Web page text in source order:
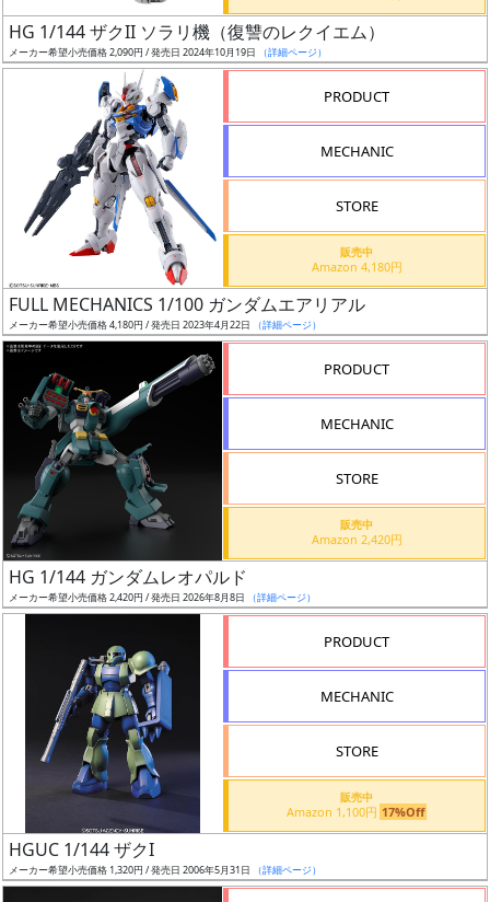
日
発
売
通知
対象
ギ
ャ
ラ
あ
価
格
改
定
予
HG 1/144 ザクII ソラリ機（復讐のレクイエム）
メーカー希望小売価格 2,090円 / 発売日 2024年10月19日 （詳細ページ）
PRODUCT
MECHANIC
STORE
販売中
Amazon 4,180円
FULL MECHANICS 1/100 ガンダムエアリアル
メーカー希望小売価格 4,180円 / 発売日 2023年4月22日 （詳細ページ）
PRODUCT
MECHANIC
STORE
販売中
Amazon 2,420円
HG 1/144 ガンダムレオパルド
メーカー希望小売価格 2,420円 / 発売日 2026年8月8日 （詳細ページ）
PRODUCT
MECHANIC
STORE
販売中
Amazon 1,100円 17%Off
HGUC 1/144 ザクI
メーカー希望小売価格 1,320円 / 発売日 2006年5月31日 （詳細ページ）